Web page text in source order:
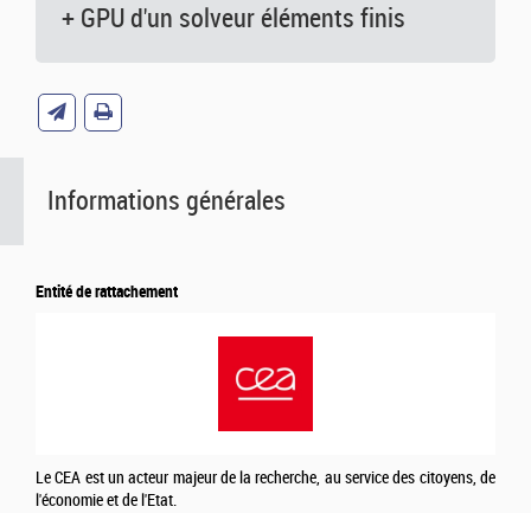
+ GPU d'un solveur éléments finis
Informations générales
Entité de rattachement
Le CEA est un acteur majeur de la recherche, au service des citoyens, de
l'économie et de l'Etat.